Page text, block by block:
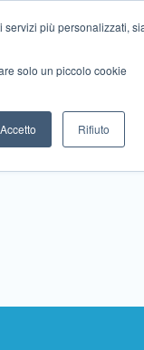
più personalizzati,
solo un piccolo cookie
Accetto Rifiuto